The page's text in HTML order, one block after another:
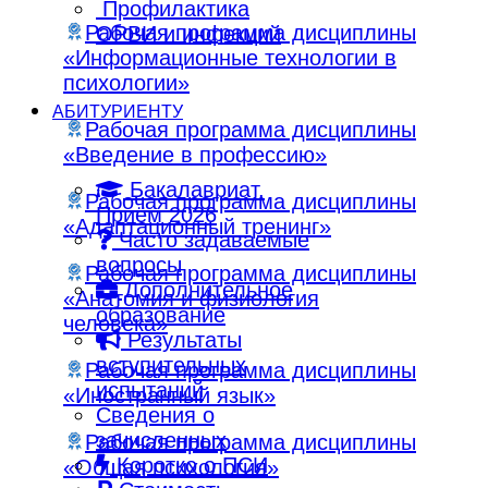
Профилактика
ОРВИ и инфекций
АБИТУРИЕНТУ
Бакалавриат.
Приём 2026
Часто задаваемые
вопросы
Дополнительное
образование
Результаты
вступительных
испытаний
Сведения о
зачисленных
Коротко о ПСИ
Рабочая программа дисциплины
«Информационные технологии в
психологии»
Рабочая программа дисциплины
«Введение в профессию»
Рабочая программа дисциплины
«Адаптационный тренинг»
Рабочая программа дисциплины
«Анатомия и физиология
человека»
Рабочая программа дисциплины
«Иностранный язык»
Рабочая программа дисциплины
«Общая психология»